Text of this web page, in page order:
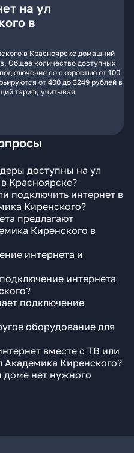
на ул
в
в Красноярске домашний
Общее количество доступных
со скоростью от 100
от 400 до 3249 рублей в
тариф, учитывая
доступны на ул
Красноярске?
подключить интернет в
Киренского?
предлагают
Киренского в
интернета и
интернета
подключение
оборудование для
вместе с ТВ или
Академика Киренского?
доме нет нужного